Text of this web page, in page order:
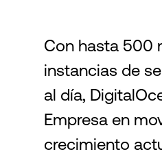
Con hasta 500
instancias de
al día,
Empresa en
crecimiento